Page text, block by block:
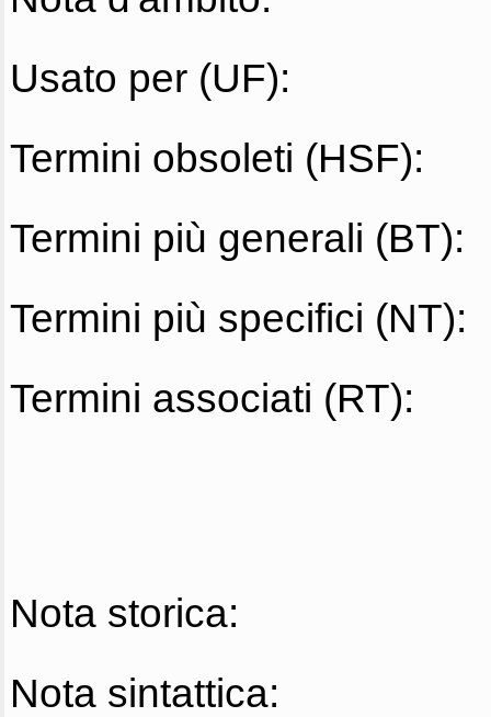
Usato per (UF):
Termini obsoleti (HSF):
Termini più generali (BT):
Termini più specifici (NT):
Termini associati (RT):
Nota storica:
Nota sintattica: